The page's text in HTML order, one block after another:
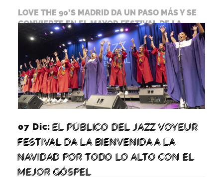
LOVE THE 90’S MADRID DA UN PASO MÁS Y SE
CONVIERTE EN EL MAYOR FESTIVAL DE LA
DÉCADA DE LOS…
LEER MÁS
07 Dic:EL PÚBLICO DEL JAZZ VOYEUR
FESTIVAL DA LA BIENVENIDA A LA
NAVIDAD POR TODO LO ALTO CON EL
MEJOR GÓSPEL